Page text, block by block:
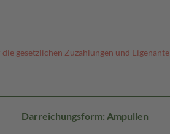
gesetzlichen Zuzahlungen und
Darreichungsform: Ampullen